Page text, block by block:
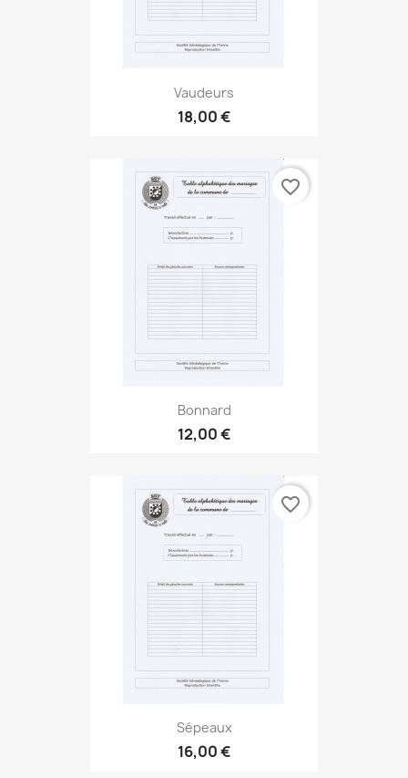
Vaudeurs
18,00 €
Bonnard
12,00 €
favorite_border
Sépeaux
16,00 €
favorite_border